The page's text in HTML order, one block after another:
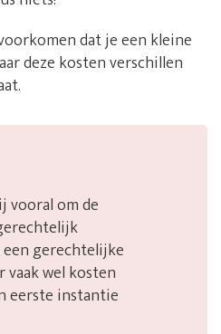
dat je een kleine
deze kosten verschillen
vooral om de
gerechtelijke
wel kosten
eerste instantie